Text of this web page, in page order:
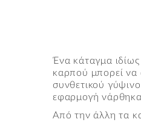
Ένα κάταγμα
καρπού μπορεί να
συνθετικού
εφαρμογή
Από την άλλη τα